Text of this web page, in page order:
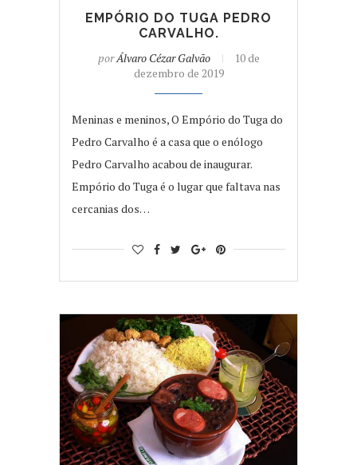
EMPÓRIO DO TUGA PEDRO
CARVALHO.
porÁlvaro Cézar Galvão
10 de
dezembro de 2019
Meninas e meninos, O Empório do Tuga do
Pedro Carvalho é a casa que o enólogo
Pedro Carvalho acabou de inaugurar.
Empório do Tuga é o lugar que faltava nas
cercanias dos…